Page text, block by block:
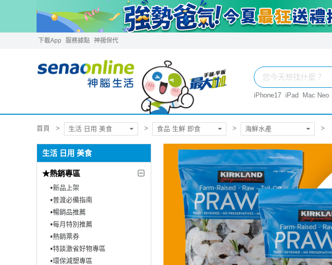
下載App 服務據點 神揚保代
iPhone17 iPad Mac Neo
首頁 生活 日用 美食 食品 生鮮 即食 海鮮水產
生活 日用 美食
★熱銷專區
▪︎新品上架
▪︎普渡必備指南
▪︎暢銷品推薦
▪︎每月特別推薦
▪︎熱銷票券
▪︎特談激省好物專區
▪︎環保減塑專區